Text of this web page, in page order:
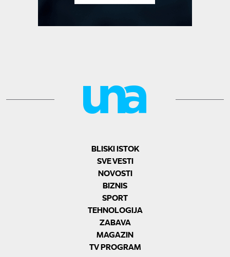
BLISKI ISTOK
SVE VESTI
NOVOSTI
BIZNIS
SPORT
TEHNOLOGIJA
ZABAVA
MAGAZIN
TV PROGRAM